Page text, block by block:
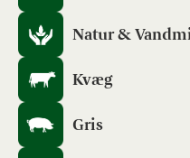
Natur &
Kvæg
Gris